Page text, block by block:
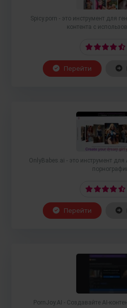
Spicy.porn - это инструмент для
контента с
Перейти
OnlyBabes.ai - это инструмент
Перейти
PornJoy.AI - Создавайте AI-